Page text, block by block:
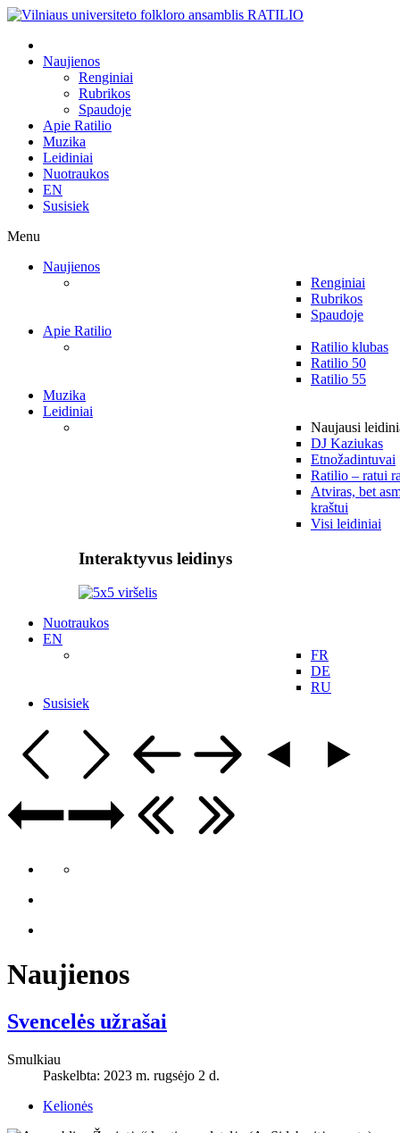
Naujienos
Renginiai
Rubrikos
Spaudoje
Apie Ratilio
Muzika
Leidiniai
Nuotraukos
EN
Susisiek
Menu
Naujienos
Renginiai
Rubrikos
Spaudoje
Apie Ratilio
Ratilio klubas
Ratilio 50
Ratilio 55
Muzika
Leidiniai
Naujausi
DJ Kaziukas
Etnožadintuvai
Ratilio – ratui
Atviras, bet
kraštui
Visi leidiniai
Interaktyvus leidinys
Nuotraukos
EN
FR
DE
RU
Susisiek
Naujienos
Svencelės užrašai
Smulkiau
Paskelbta: 2023 m. rugsėjo 2 d.
Kelionės